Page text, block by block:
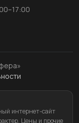
интернет-сайт
Цены и прочие